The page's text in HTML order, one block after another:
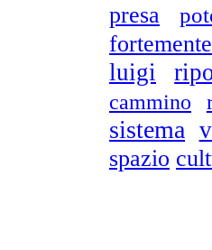
In
presa
fortemente
luigi
cammino
sistema
spazio